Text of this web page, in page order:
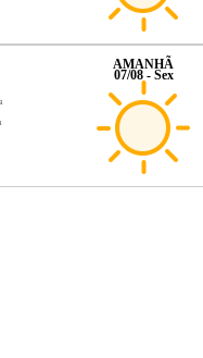
AMANHÃ
07/08 - Sex